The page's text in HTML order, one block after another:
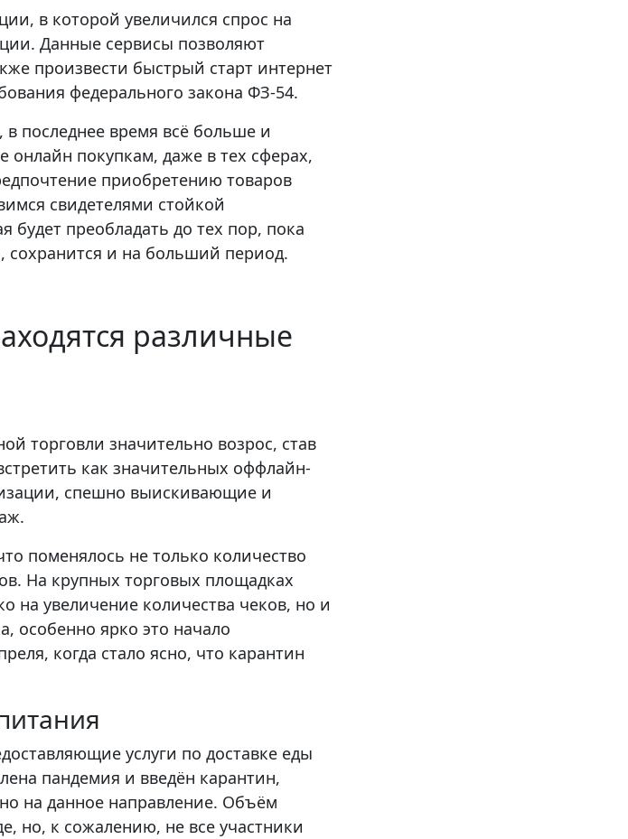
в которой увеличился спрос на
Данные сервисы позволяют
произвести быстрый старт интернет
федерального закона ФЗ-54.
последнее время всё больше и
покупкам, даже в тех сферах,
приобретению товаров
свидетелями стойкой
будет преобладать до тех пор, пока
сохранится и на больший период.
различные
торговли значительно возрос, став
как значительных оффлайн-
спешно выискивающие и
поменялось не только количество
На крупных торговых площадках
на увеличение количества чеков, но и
особенно ярко это начало
когда стало ясно, что карантин
услуги по доставке еды
пандемия и введён карантин,
на данное направление. Объём
но, к сожалению, не все участники